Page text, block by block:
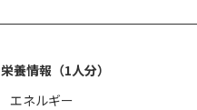
栄養情報（1人分）
エネルギー